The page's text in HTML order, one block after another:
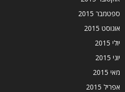
ספטמבר 2015
אוגוסט 2015
יולי 2015
יוני 2015
מאי 2015
אפריל 2015